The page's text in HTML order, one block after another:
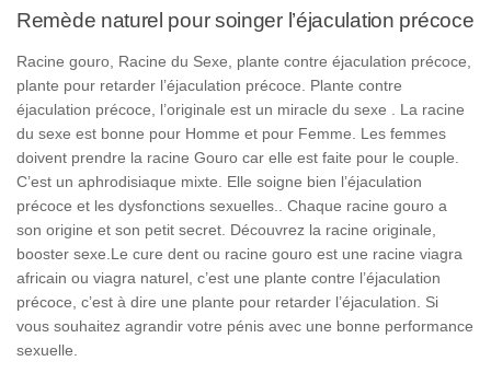
Remède naturel pour soinger l’éjaculation précoce
Racine gouro, Racine du Sexe, plante contre éjaculation précoce,
plante pour retarder l’éjaculation précoce. Plante contre
éjaculation précoce, l’originale est un miracle du sexe . La racine
du sexe est bonne pour Homme et pour Femme. Les femmes
doivent prendre la racine Gouro car elle est faite pour le couple.
C’est un aphrodisiaque mixte. Elle soigne bien l’éjaculation
précoce et les dysfonctions sexuelles.. Chaque racine gouro a
son origine et son petit secret. Découvrez la racine originale,
booster sexe.Le cure dent ou racine gouro est une racine viagra
africain ou viagra naturel, c’est une plante contre l’éjaculation
précoce, c’est à dire une plante pour retarder l’éjaculation. Si
vous souhaitez agrandir votre pénis avec une bonne performance
sexuelle.